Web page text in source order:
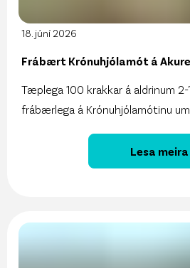
18. júní 2026
Frábært Krónuhjólamót á
Tæplega 100 krakkar á aldrinum
frábærlega á Krónuhjólamótinu um
Lesa meira